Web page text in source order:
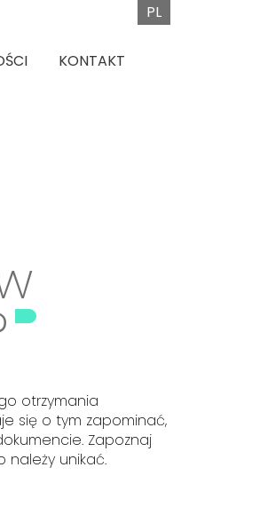
PL
KONTAKT
otrzymania
się o tym zapominać,
Zapoznaj
należy unikać.